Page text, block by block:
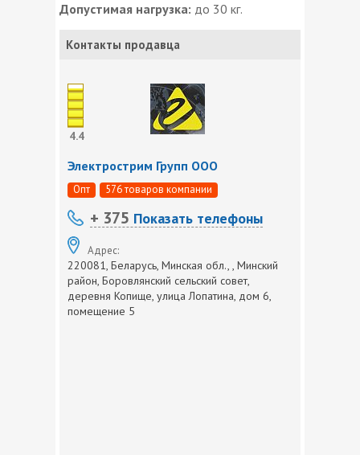
Допустимая нагрузка: до 30 кг.
Контакты продавца
4.4
Электрострим Групп ООО
Опт 576 товаров компании
+ 375 Показать телефоны
Адрес:
220081, Беларусь, Минская обл., , Минский
район, Боровлянский сельский совет,
деревня Копище, улица Лопатина, дом 6,
помещение 5